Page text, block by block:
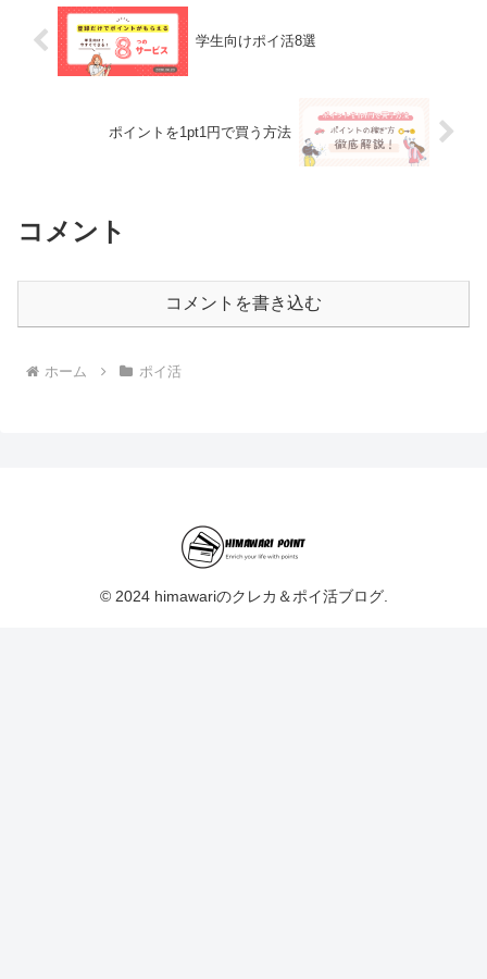
学生向けポイ活8選
ポイントを1pt1円で買う方法
コメント
コメントを書き込む
ホーム ポイ活
© 2024 himawariのクレカ＆ポイ活ブログ.